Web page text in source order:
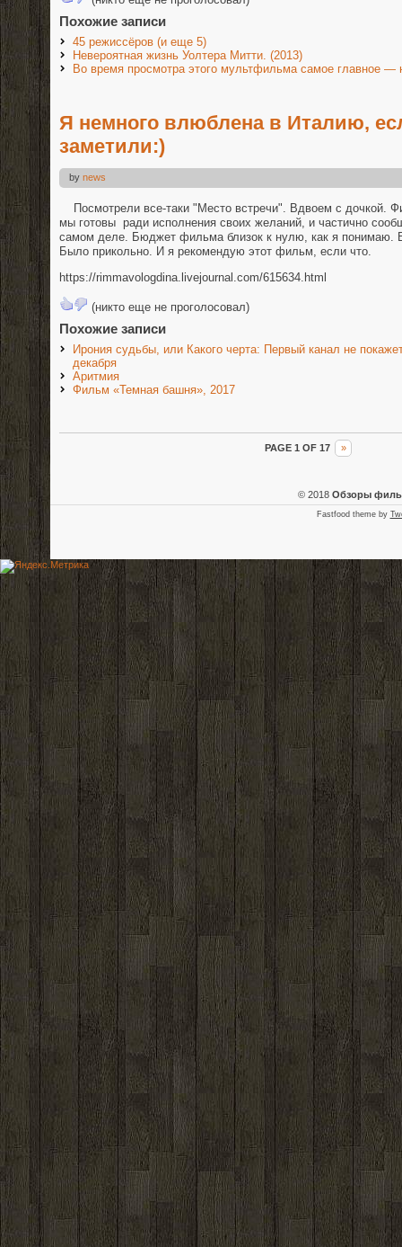
Похожие записи
45 режиссёров (и еще 5)
Невероятная жизнь Уолтера Митти. (2013)
Во время просмотра этого мультфильма самое главное —
Я немного влюблена в Италию,
заметили:)
by news
Посмотрели все-таки "Место встречи". Вдвоем с дочкой.
мы готовы ради исполнения своих желаний, и частично
самом деле. Бюджет фильма близок к нулю, как я понимаю.
Было прикольно. И я рекомендую этот фильм, если что.
https://rimmavologdina.livejournal.com/615634.html
(никто еще не проголосовал)
Похожие записи
Ирония судьбы, или Какого черта: Первый канал не
декабря
Аритмия
Фильм «Темная башня», 2017
PAGE 1 OF 17 »
© 2018 Обзоры
Fastfood theme by